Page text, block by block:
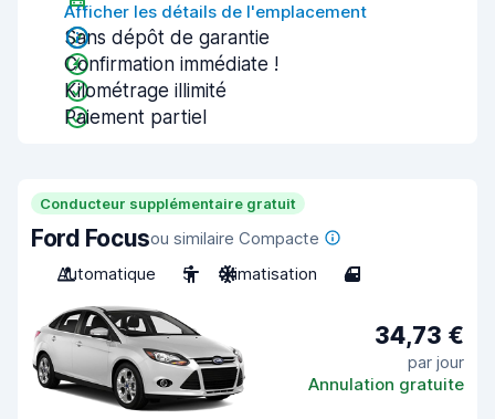
Afficher les détails de l'emplacement
Sans dépôt de garantie
Confirmation immédiate !
Kilométrage illimité
Paiement partiel
Conducteur supplémentaire gratuit
Ford Focusou similaire Compacte
Automatique
5 Climatisation 4
34,73 €
par jour
Annulation gratuite